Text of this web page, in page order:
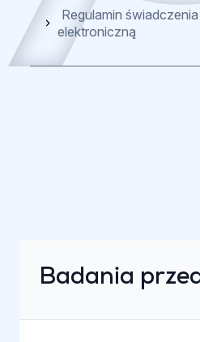
Regulamin świadczenia
elektroniczną
Badania